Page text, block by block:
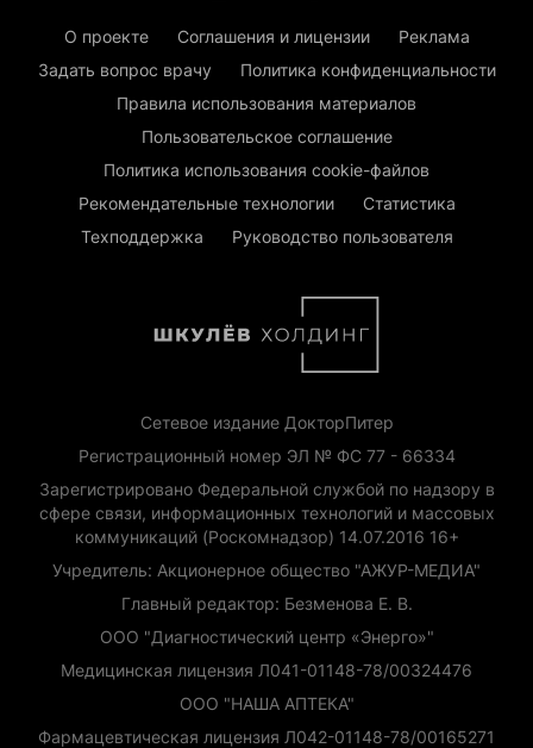
О проекте Соглашения и лицензии
Реклама
Задать вопрос врачу
Политика конфиденциальности
Правила использования материалов
Пользовательское соглашение
Политика использования cookie-файлов
Рекомендательные технологии
Статистика
Техподдержка
Руководство пользователя
Сетевое издание ДокторПитер
Регистрационный номер ЭЛ № ФС 77 - 66334
Зарегистрировано Федеральной службой по надзору в
сфере связи, информационных технологий и массовых
коммуникаций (Роскомнадзор) 14.07.2016 16+
Учредитель: Акционерное общество "АЖУР-МЕДИА"
Главный редактор: Безменова Е. В.
ООО "Диагностический центр «Энерго»"
Медицинская лицензия Л041-01148-78/00324476
ООО "НАША АПТЕКА"
Фармацевтическая лицензия Л042-01148-78/00165271